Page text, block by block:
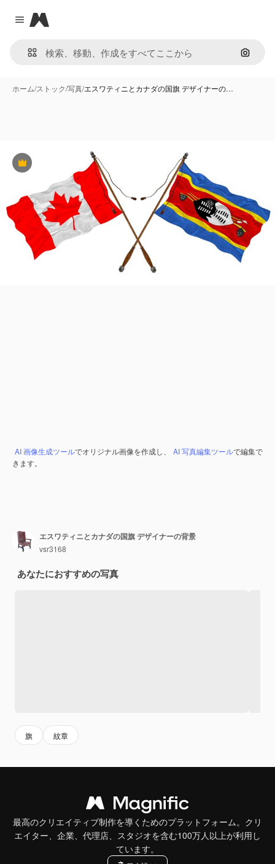
Close menu
Magnific
画像で
ホーム/ストック/写真/エスワティニとカナダの国旗 デザイナーの…
Premium
AI 画像生成ツールでオリジナル画像を作成し、 AI 写真編集ツールで編集で
きます。
エスワティニとカナダの国旗 デザイナーの背景
vsr3168
あなたにおすすめの写真
旗 紋章
最高のクリエイティブ制作を導くためのプラットフォーム。クリ
エイター、企業、代理店、スタジオを含む100万人以上が利用し
ています。